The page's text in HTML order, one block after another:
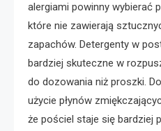
alergiami powinny wybierać
które nie zawierają
zapachów. Detergenty w
bardziej skuteczne w
do dozowania niż proszki.
użycie płynów
że pościel staje się bardziej